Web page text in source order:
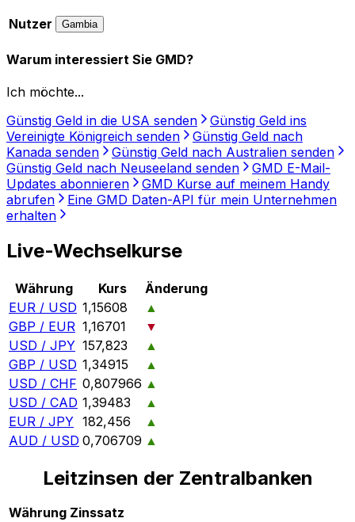
Nutzer Gambia
Warum interessiert Sie GMD?
Ich möchte...
Günstig Geld in die USA senden
Günstig Geld ins
Vereinigte Königreich senden
Günstig Geld nach
Kanada senden
Günstig Geld nach Australien senden
Günstig Geld nach Neuseeland senden
GMD E-Mail-
Updates abonnieren
GMD Kurse auf meinem Handy
abrufen
Eine GMD Daten-API für mein Unternehmen
erhalten
Live-Wechselkurse
Währung Kurs
Änderung
EUR / USD 1,15608
▲
GBP / EUR 1,16701
▼
USD / JPY 157,823
▲
GBP / USD 1,34915
▲
USD / CHF 0,807966 ▲
USD / CAD 1,39483
▲
EUR / JPY 182,456
▲
AUD / USD 0,706709 ▲
Leitzinsen der Zentralbanken
Währung Zinssatz